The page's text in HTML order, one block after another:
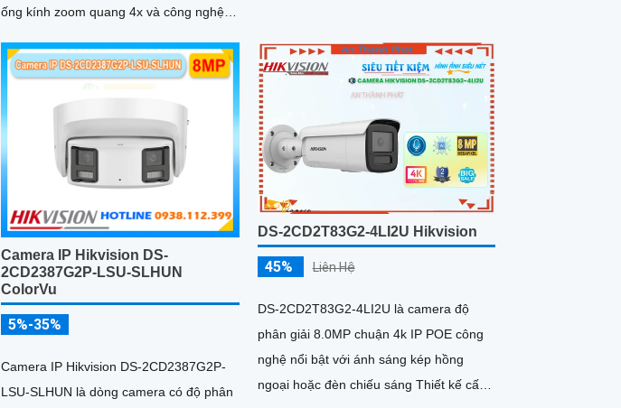
ống kính zoom quang 4x và công nghệ
Camera IP Hikvision DS-
2CD2387G2P-LSU-SLHUN
ColorVu
5%-35%
Camera IP Hikvision DS-2CD2387G2P-
LSU-SLHUN là dòng camera có độ phân
DS-2CD2T83G2-4LI2U Hikvision
45% Liên Hệ
DS-2CD2T83G2-4LI2U là camera độ
phân giải 8.0MP chuận 4k IP POE công
nghệ nổi bật với ánh sáng kép hồng
ngoại hoặc đèn chiếu sáng Thiết kế cấp